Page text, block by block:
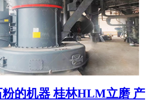
粉的机器 桂林HLM立磨 产